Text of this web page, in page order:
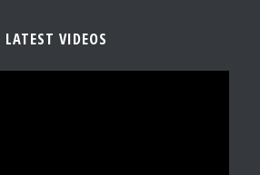
LATEST VIDEOS